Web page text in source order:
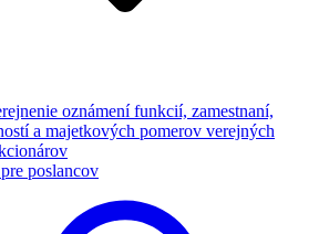
oznámení funkcií, zamestnaní,
a majetkových pomerov verejných
poslancov